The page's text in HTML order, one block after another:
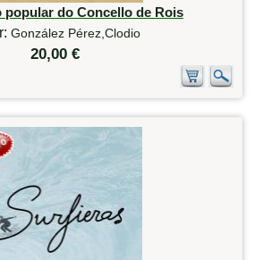
popular do Concello de Rois
González Pérez,Clodio
20,00 €